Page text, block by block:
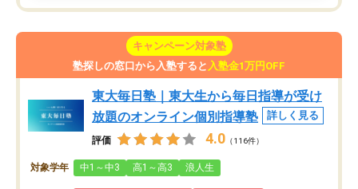
キャンペーン対象塾
塾探しの窓口から入塾すると 入塾金1万円OFF
東大毎日塾｜東大生から毎日指導が受け
放題のオンライン個別指導塾
詳しく見る
評価 4.0 （116件）
対象学年 中1～中3 高1～高3 浪人生